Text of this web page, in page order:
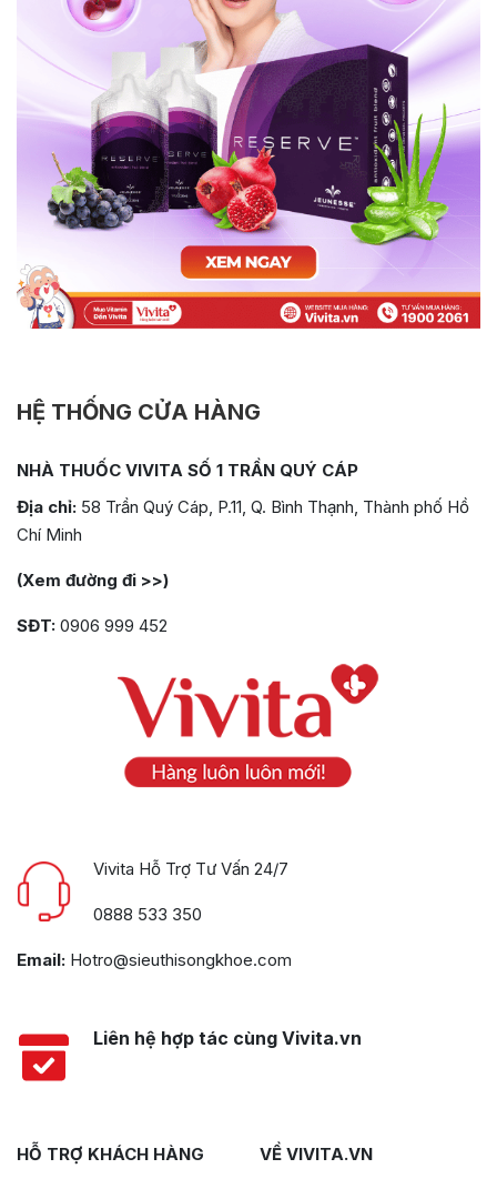
HỆ THỐNG CỬA HÀNG
NHÀ THUỐC VIVITA SỐ 1 TRẦN QUÝ CÁP
Địa chỉ: 58 Trần Quý Cáp, P.11, Q. Bình Thạnh, Thành phố Hồ
Chí Minh
(Xem đường đi >>)
SĐT: 0906 999 452
Vivita Hỗ Trợ Tư Vấn 24/7
0888 533 350
Email: Hotro@sieuthisongkhoe.com
Liên hệ hợp tác cùng Vivita.vn
HỖ TRỢ KHÁCH HÀNG VỀ VIVITA.VN